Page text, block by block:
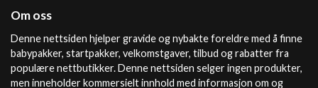
Om oss
Denne nettsiden hjelper gravide og nybakte foreldre med å finne
babypakker, startpakker, velkomstgaver, tilbud og rabatter fra
populære nettbutikker. Denne nettsiden selger ingen produkter,
men inneholder kommersielt innhold med informasjon om og